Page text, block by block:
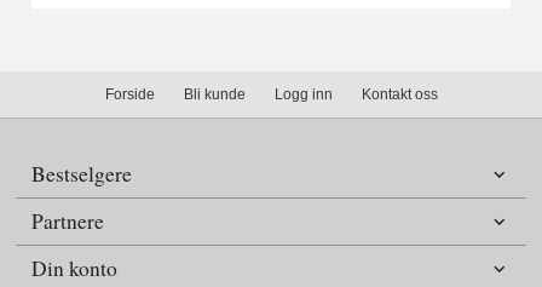
Forside Bli kunde Logg inn Kontakt oss
Bestselgere
Partnere
Din konto